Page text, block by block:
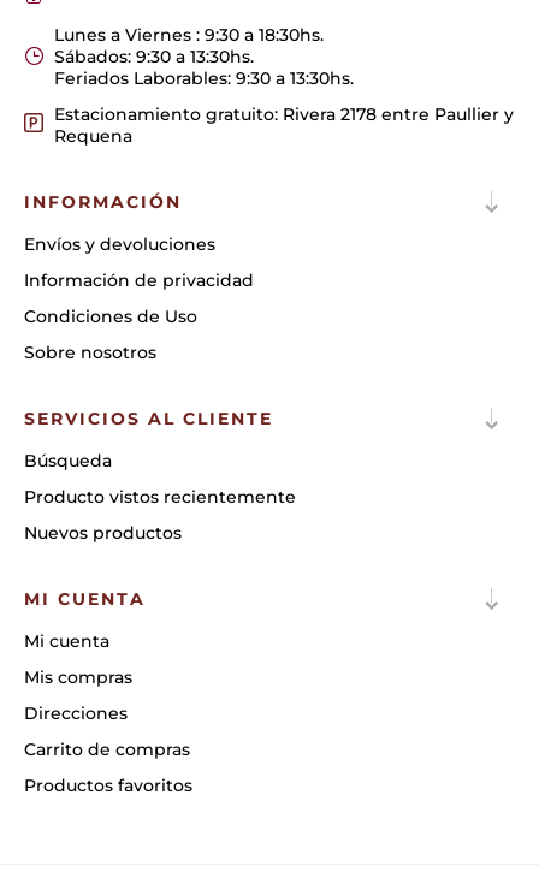
Lunes a Viernes : 9:30 a 18:30hs.
Sábados: 9:30 a 13:30hs.
Feriados Laborables: 9:30 a 13:30hs.
Estacionamiento gratuito: Rivera 2178 entre Paullier y
Requena
INFORMACIÓN
Envíos y devoluciones
Información de privacidad
Condiciones de Uso
Sobre nosotros
SERVICIOS AL CLIENTE
Búsqueda
Producto vistos recientemente
Nuevos productos
MI CUENTA
Mi cuenta
Mis compras
Direcciones
Carrito de compras
Productos favoritos